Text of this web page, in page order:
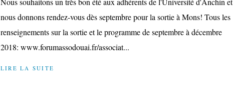
nous donnons rendez-vous dès septembre pour la sortie à Mons! Tous les
renseignements sur la sortie et le programme de septembre à décembre
2018: www.forumassodouai.fr/associat...
LIRE LA SUITE